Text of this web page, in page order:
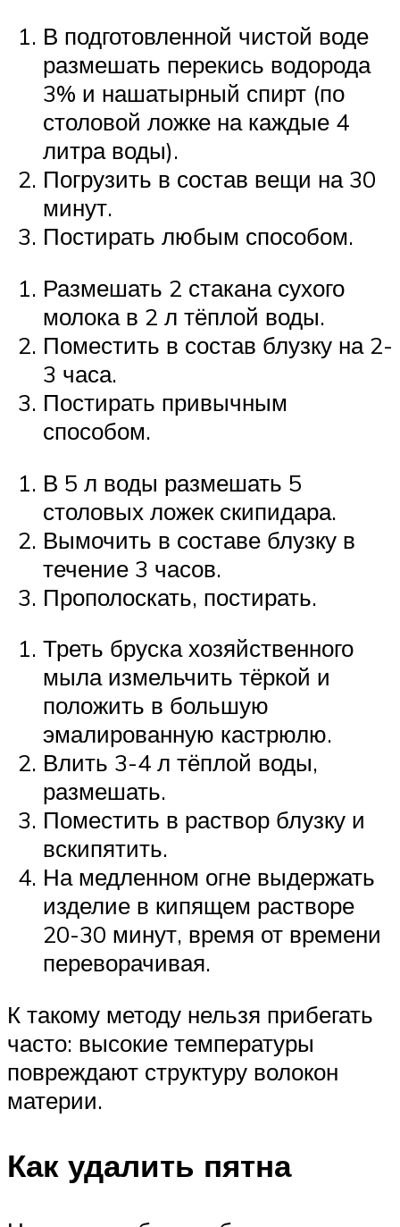
В подготовленной чистой воде
размешать перекись водорода
3% и нашатырный спирт (по
столовой ложке на каждые 4
литра воды).
Погрузить в состав вещи на 30
минут.
Постирать любым способом.
Размешать 2 стакана сухого
молока в 2 л тёплой воды.
Поместить в состав блузку на 2-
3 часа.
Постирать привычным
способом.
В 5 л воды размешать 5
столовых ложек скипидара.
Вымочить в составе блузку в
течение 3 часов.
Прополоскать, постирать.
Треть бруска хозяйственного
мыла измельчить тёркой и
положить в большую
эмалированную кастрюлю.
Влить 3-4 л тёплой воды,
размешать.
Поместить в раствор блузку и
вскипятить.
На медленном огне выдержать
изделие в кипящем растворе
20-30 минут, время от времени
переворачивая.
К такому методу нельзя прибегать
часто: высокие температуры
повреждают структуру волокон
материи.
Как удалить пятна